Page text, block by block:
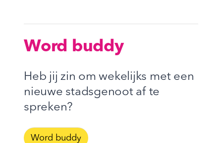
Word buddy
Heb jij zin om wekelijks met een
nieuwe stadsgenoot af te
spreken?
Word buddy